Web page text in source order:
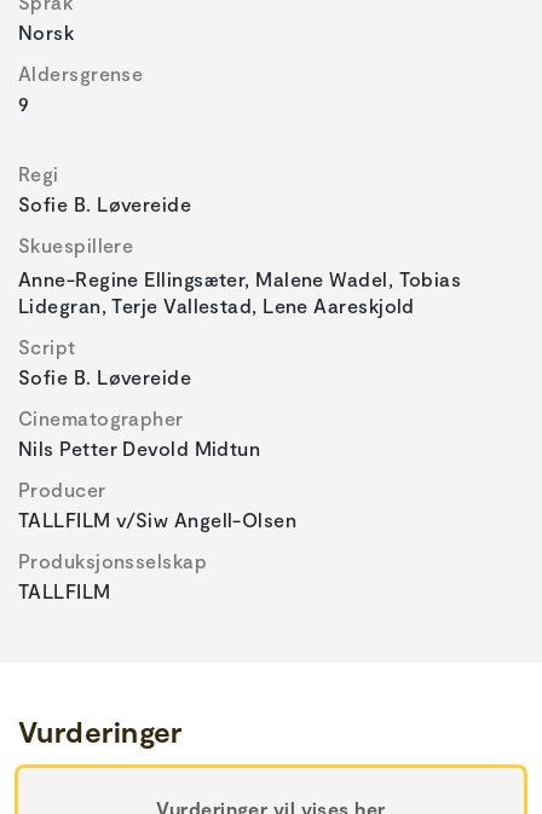
Norsk
Aldersgrense
9
Regi
Sofie B. Løvereide
Skuespillere
Anne-Regine Ellingsæter, Malene Wadel, Tobias
Lidegran, Terje Vallestad, Lene Aareskjold
Script
Sofie B. Løvereide
Cinematographer
Nils Petter Devold Midtun
Producer
TALLFILM v/Siw Angell-Olsen
Produksjonsselskap
TALLFILM
Vurderinger
Vurderinger vil vises her